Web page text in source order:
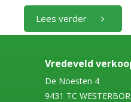
Lees verder
Vredeveld
De Noesten 4
9431 TC